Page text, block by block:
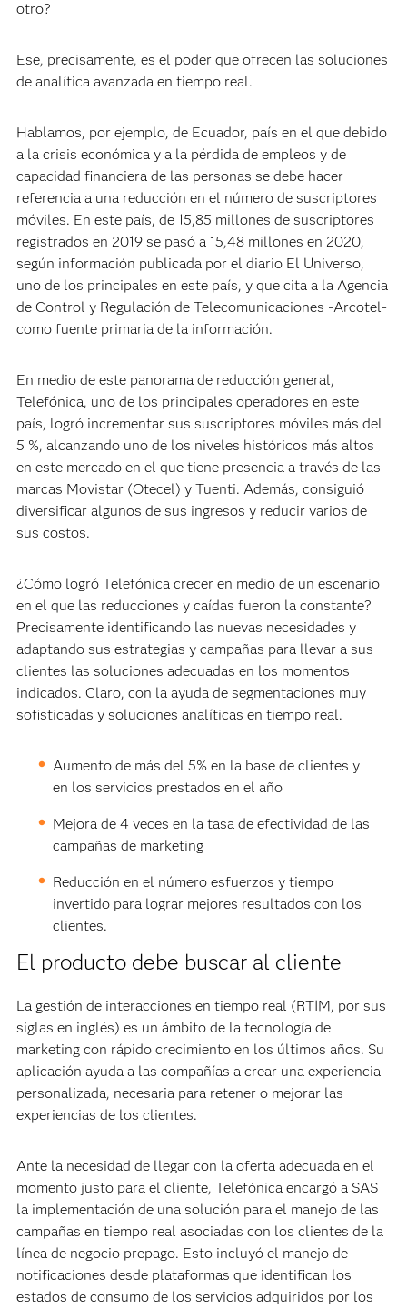
otro?
Ese, precisamente, es el poder que ofrecen las soluciones
de analítica avanzada en tiempo real.
Hablamos, por ejemplo, de Ecuador, país en el que debido
a la crisis económica y a la pérdida de empleos y de
capacidad financiera de las personas se debe hacer
referencia a una reducción en el número de suscriptores
móviles. En este país, de 15,85 millones de suscriptores
registrados en 2019 se pasó a 15,48 millones en 2020,
según información publicada por el diario El Universo,
uno de los principales en este país, y que cita a la Agencia
de Control y Regulación de Telecomunicaciones -Arcotel-
como fuente primaria de la información.
En medio de este panorama de reducción general,
Telefónica, uno de los principales operadores en este
país, logró incrementar sus suscriptores móviles más del
5 %, alcanzando uno de los niveles históricos más altos
en este mercado en el que tiene presencia a través de las
marcas Movistar (Otecel) y Tuenti. Además, consiguió
diversificar algunos de sus ingresos y reducir varios de
sus costos.
¿Cómo logró Telefónica crecer en medio de un escenario
en el que las reducciones y caídas fueron la constante?
Precisamente identificando las nuevas necesidades y
adaptando sus estrategias y campañas para llevar a sus
clientes las soluciones adecuadas en los momentos
indicados. Claro, con la ayuda de segmentaciones muy
sofisticadas y soluciones analíticas en tiempo real.
Aumento de más del 5% en la base de clientes y
en los servicios prestados en el año
Mejora de 4 veces en la tasa de efectividad de las
campañas de marketing
Reducción en el número esfuerzos y tiempo
invertido para lograr mejores resultados con los
clientes.
El producto debe buscar al cliente
La gestión de interacciones en tiempo real (RTIM, por sus
siglas en inglés) es un ámbito de la tecnología de
marketing con rápido crecimiento en los últimos años. Su
aplicación ayuda a las compañías a crear una experiencia
personalizada, necesaria para retener o mejorar las
experiencias de los clientes.
Ante la necesidad de llegar con la oferta adecuada en el
momento justo para el cliente, Telefónica encargó a SAS
la implementación de una solución para el manejo de las
campañas en tiempo real asociadas con los clientes de la
línea de negocio prepago. Esto incluyó el manejo de
notificaciones desde plataformas que identifican los
estados de consumo de los servicios adquiridos por los